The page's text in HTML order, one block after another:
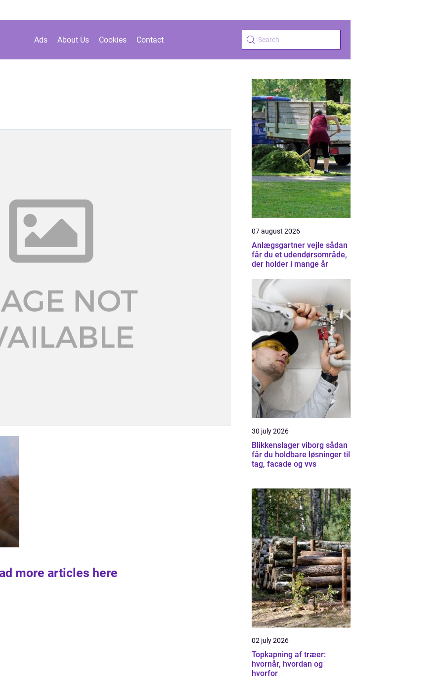
Ads About Us Cookies Contact
more articles here
07 august 2026
Anlægsgartner vejle sådan
får du et udendørsområde,
der holder i mange år
30 july 2026
Blikkenslager viborg sådan
får du holdbare løsninger til
tag, facade og vvs
02 july 2026
Topkapning af træer:
hvornår, hvordan og
hvorfor